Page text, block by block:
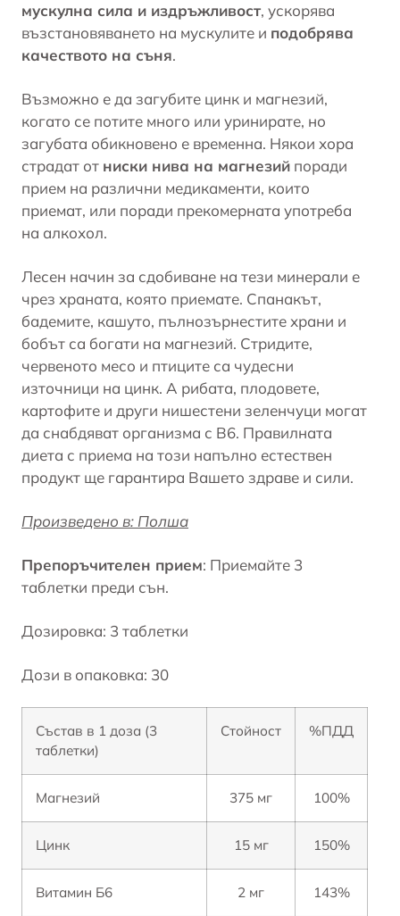
мускулна сила и издръжливост, ускорява
възстановяването на мускулите и подобрява
качеството на съня.
Възможно е да загубите цинк и магнезий,
когато се потите много или уринирате, но
загубата обикновено е временна. Някои хора
страдат от ниски нива на магнезий поради
прием на различни медикаменти, които
приемат, или поради прекомерната употреба
на алкохол.
Лесен начин за сдобиване на тези минерали е
чрез храната, която приемате. Спанакът,
бадемите, кашуто, пълнозърнестите храни и
бобът са богати на магнезий. Стридите,
червеното месо и птиците са чудесни
източници на цинк. А рибата, плодовете,
картофите и други нишестени зеленчуци могат
да снабдяват организма с B6. Правилната
диета с приема на този напълно естествен
продукт ще гарантира Вашето здраве и сили.
Произведено в: Полша
Препоръчителен прием: Приемайте 3
таблетки преди сън.
Дозировка: 3 таблетки
Дози в опаковка: 30
Състав в 1 доза (3
таблетки)
Стойност %ПДД
Магнезий 375 мг 100%
Цинк 15 мг 150%
Витамин Б6 2 мг 143%